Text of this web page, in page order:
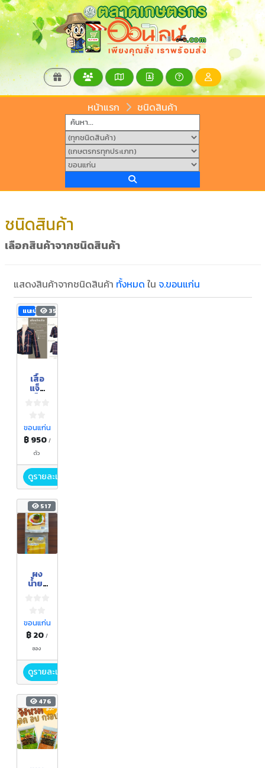
หน้าแรก ชนิดสินค้า
ชนิดสินค้า
เลือกสินค้าจากชนิดสินค้า
แสดงสินค้าจากชนิดสินค้า ทั้งหมด ใน จ.ขอนแก่น
แนะนำ 351
เสื้อ
แจ็ค
ขอนแก่น
฿ 950 /
ตัว
ดูรายละเอียด
517
ผง
น้ำยา
ขอนแก่น
฿ 20/
ซอง
ดูรายละเอียด
476